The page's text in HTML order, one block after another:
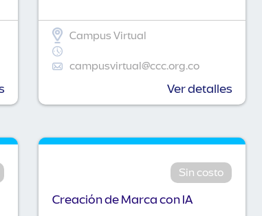
Campus Virtual
campusvirtual@ccc.org.co
Ver detalles
Sin costo
Creación de Marca con IA